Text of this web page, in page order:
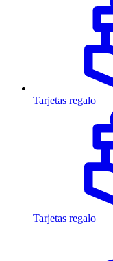
Tarjetas regalo
Tarjetas regalo